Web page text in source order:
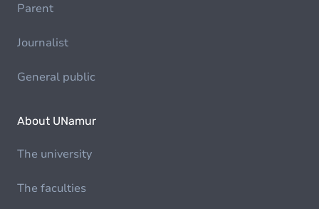
Parent
Journalist
General public
About UNamur
The university
The faculties